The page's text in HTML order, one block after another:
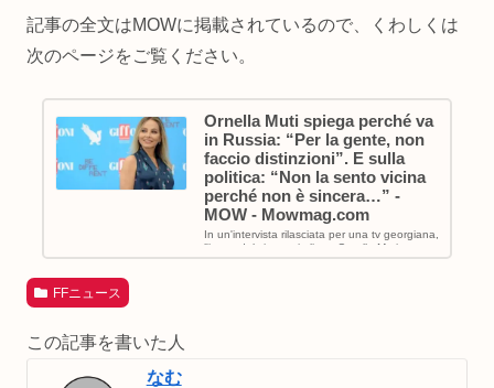
記事の全文はMOWに掲載されているので、くわしくは
次のページをご覧ください。
Ornella Muti spiega perché va
in Russia: “Per la gente, non
faccio distinzioni”. E sulla
politica: “Non la sento vicina
perché non è sincera…” -
MOW - Mowmag.com
In un'intervista rilasciata per una tv georgiana,
l'icona del cinema italiano Ornella Muti torna a
parlare del suo rappo...
FFニュース
この記事を書いた人
なむ